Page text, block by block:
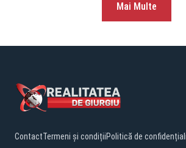
Mai Multe
ContactTermeni și condițiiPolitică de